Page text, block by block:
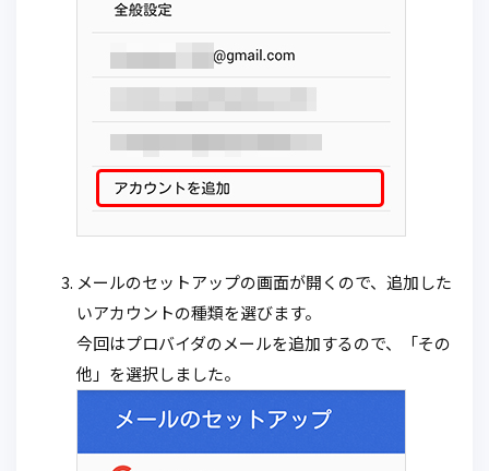
メールのセットアップの画面が開くので、追加した
いアカウントの種類を選びます。
今回はプロバイダのメールを追加するので、「その
他」を選択しました。